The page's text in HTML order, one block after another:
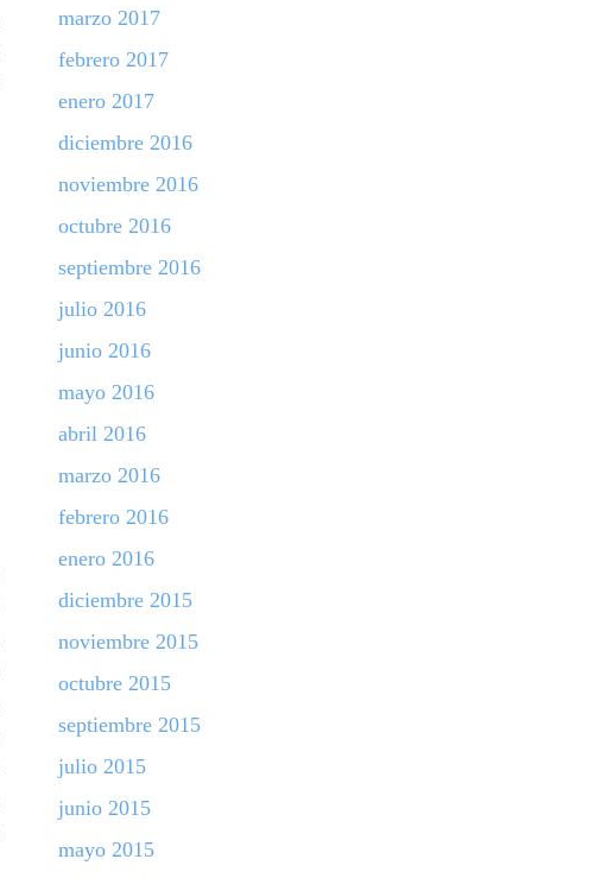
marzo 2017
febrero 2017
enero 2017
diciembre 2016
noviembre 2016
octubre 2016
septiembre 2016
julio 2016
junio 2016
mayo 2016
abril 2016
marzo 2016
febrero 2016
enero 2016
diciembre 2015
noviembre 2015
octubre 2015
septiembre 2015
julio 2015
junio 2015
mayo 2015